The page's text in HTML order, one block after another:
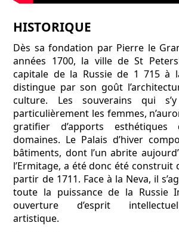
HISTORIQUE
Dès sa fondation par Pierre le
années 1700, la ville de St
capitale de la Russie de 1 715 à
distingue par son goût
culture. Les souverains qui
particulièrement les femmes,
gratifier d’apports
domaines. Le Palais d’hiver
bâtiments, dont l’un abrite
l’Ermitage, a été donc été construit
partir de 1711. Face à la Neva, il
toute la puissance de la Russie
ouverture d’esprit
artistique.